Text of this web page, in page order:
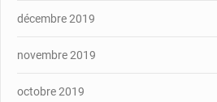
décembre 2019
novembre 2019
octobre 2019